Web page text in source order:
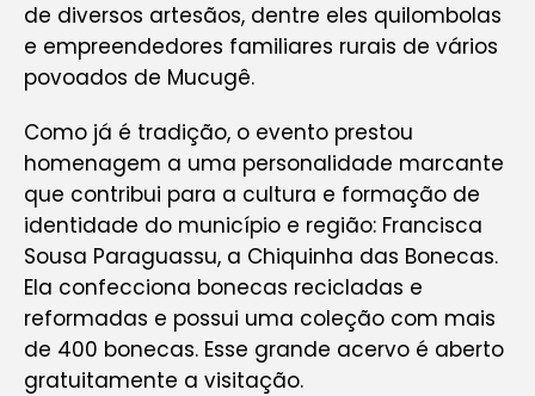
de diversos artesãos, dentre eles quilombolas
e empreendedores familiares rurais de vários
povoados de Mucugê.
Como já é tradição, o evento prestou
homenagem a uma personalidade marcante
que contribui para a cultura e formação de
identidade do município e região: Francisca
Sousa Paraguassu, a Chiquinha das Bonecas.
Ela confecciona bonecas recicladas e
reformadas e possui uma coleção com mais
de 400 bonecas. Esse grande acervo é aberto
gratuitamente a visitação.